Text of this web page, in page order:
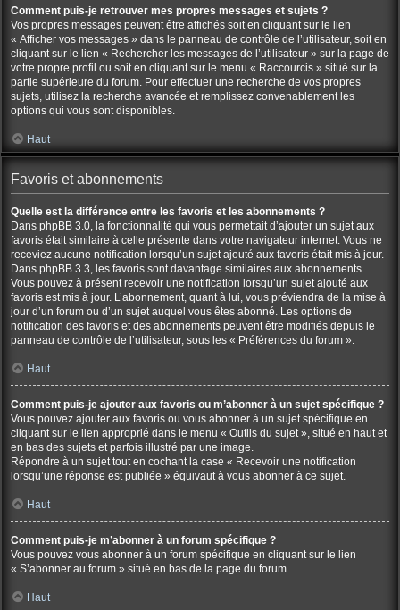
Comment puis-je retrouver mes propres messages et sujets ?
Vos propres messages peuvent être affichés soit en cliquant sur le lien
« Afficher vos messages » dans le panneau de contrôle de l’utilisateur, soit en
cliquant sur le lien « Rechercher les messages de l’utilisateur » sur la page de
votre propre profil ou soit en cliquant sur le menu « Raccourcis » situé sur la
partie supérieure du forum. Pour effectuer une recherche de vos propres
sujets, utilisez la recherche avancée et remplissez convenablement les
options qui vous sont disponibles.
Haut
Favoris et abonnements
Quelle est la différence entre les favoris et les abonnements ?
Dans phpBB 3.0, la fonctionnalité qui vous permettait d’ajouter un sujet aux
favoris était similaire à celle présente dans votre navigateur internet. Vous ne
receviez aucune notification lorsqu’un sujet ajouté aux favoris était mis à jour.
Dans phpBB 3.3, les favoris sont davantage similaires aux abonnements.
Vous pouvez à présent recevoir une notification lorsqu’un sujet ajouté aux
favoris est mis à jour. L’abonnement, quant à lui, vous préviendra de la mise à
jour d’un forum ou d’un sujet auquel vous êtes abonné. Les options de
notification des favoris et des abonnements peuvent être modifiés depuis le
panneau de contrôle de l’utilisateur, sous les « Préférences du forum ».
Haut
Comment puis-je ajouter aux favoris ou m’abonner à un sujet spécifique ?
Vous pouvez ajouter aux favoris ou vous abonner à un sujet spécifique en
cliquant sur le lien approprié dans le menu « Outils du sujet », situé en haut et
en bas des sujets et parfois illustré par une image.
Répondre à un sujet tout en cochant la case « Recevoir une notification
lorsqu’une réponse est publiée » équivaut à vous abonner à ce sujet.
Haut
Comment puis-je m’abonner à un forum spécifique ?
Vous pouvez vous abonner à un forum spécifique en cliquant sur le lien
« S’abonner au forum » situé en bas de la page du forum.
Haut